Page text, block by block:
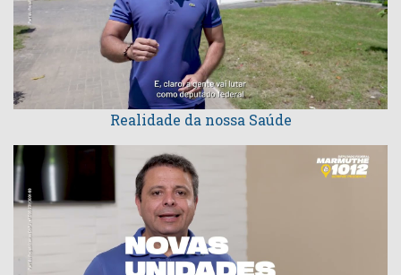
Realidade da nossa Saúde